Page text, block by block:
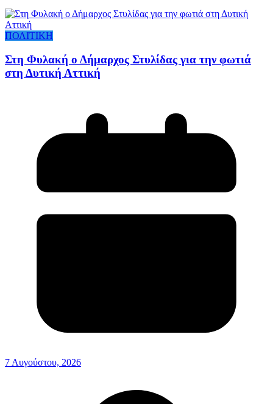
ΠΟΛΙΤΙΚΗ
Στη Φυλακή ο Δήμαρχος Στυλίδας για την φωτιά
στη Δυτική Αττική
7 Αυγούστου, 2026